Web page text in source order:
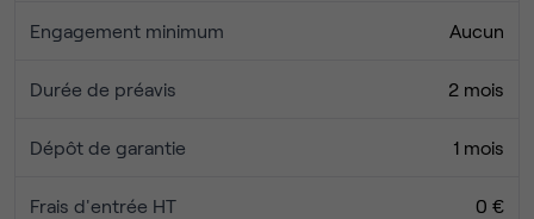
Engagement minimum Aucun
Durée de préavis 2 mois
Dépôt de garantie 1 mois
Frais d'entrée HT 0 €